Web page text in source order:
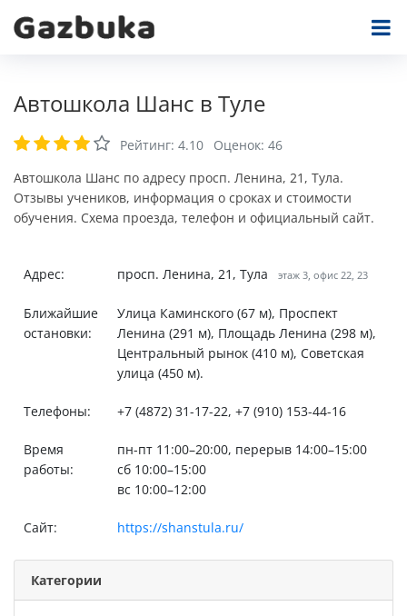
Автошкола Шанс в Туле
Рейтинг: 4.10 Оценок: 46
Автошкола Шанс по адресу просп. Ленина, 21, Тула.
Отзывы учеников, информация о сроках и стоимости
обучения. Схема проезда, телефон и официальный сайт.
Адрес: просп. Ленина, 21, Тула этаж 3, офис 22, 23
Ближайшие
остановки:
Улица Каминского (67 м), Проспект
Ленина (291 м), Площадь Ленина (298 м),
Центральный рынок (410 м), Советская
улица (450 м).
Телефоны: +7 (4872) 31-17-22, +7 (910) 153-44-16
Время
работы:
пн-пт 11:00–20:00, перерыв 14:00–15:00
сб 10:00–15:00
вс 10:00–12:00
Сайт: https://shanstula.ru/
Категории